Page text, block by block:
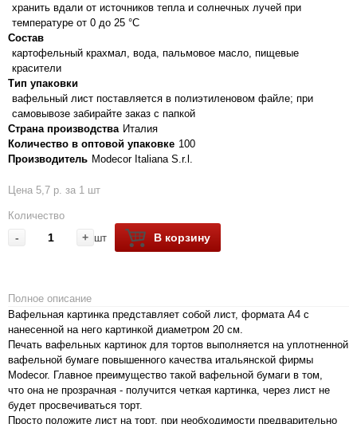
хранить вдали от источников тепла и солнечных лучей при
температуре от 0 до 25 °C
Состав
картофельный крахмал, вода, пальмовое масло, пищевые
красители
Тип упаковки
вафельный лист поставляется в полиэтиленовом файле; при
самовывозе забирайте заказ с папкой
Страна производства Италия
Количество в оптовой упаковке 100
Производитель Modecor Italiana S.r.l.
Цена 5,7 р. за 1 шт
Количество
- + шт В корзину
Полное описание
Вафельная картинка представляет собой лист, формата А4 с
нанесенной на него картинкой диаметром 20 см.
Печать вафельных картинок для тортов выполняется на уплотненной
вафельной бумаге повышенного качества итальянской фирмы
Modecor. Главное преимущество такой вафельной бумаги в том,
что она не прозрачная - получится четкая картинка, через лист не
будет просвечиваться торт.
Просто положите лист на торт, при необходимости предварительно